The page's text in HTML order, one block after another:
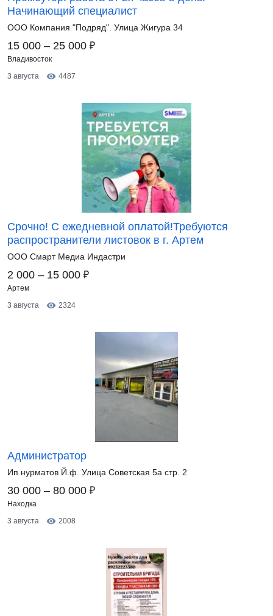
Начинающий специалист
ООО Компания "Подряд". Улица Жигура 34
15 000 – 25 000 ₽
Владивосток
3 августа
4487
Срочно! С ежедневной оплатой!Требуются
распространители листовок в г. Артем
ООО Смарт Медиа Индастри
2 000 – 15 000 ₽
Артем
3 августа
2324
Администратор
Ип нурматов Й.ф. Улица Советская 5а стр. 2
30 000 – 80 000 ₽
Находка
3 августа
2008